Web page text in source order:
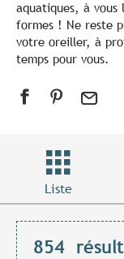
aquatiques, à vous
formes ! Ne reste
votre oreiller, à
temps pour vous.
Liste
854